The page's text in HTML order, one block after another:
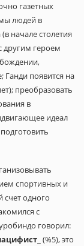
газетных
людей в
начале столетия
другим героем
Ганди появится на
преобразовать
в
идеал
спортивных и
счет одного
с
говорил:
_ (%5), это